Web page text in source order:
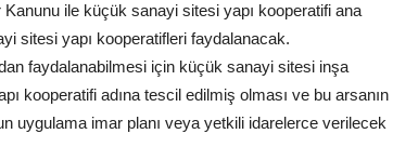
ile küçük sanayi sitesi yapı kooperatifi ana
sitesi yapı kooperatifleri faydalanacak.
faydalanabilmesi için küçük sanayi sitesi inşa
kooperatifi adına tescil edilmiş olması ve bu arsanın
uygulama imar planı veya yetkili idarelerce verilecek